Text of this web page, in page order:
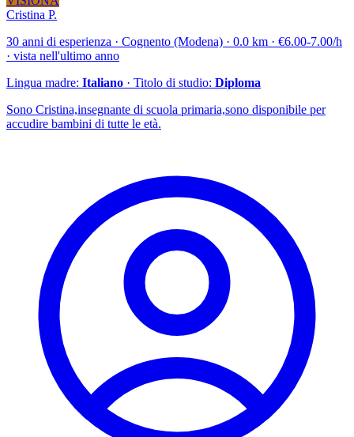
Cristina P.
30 anni di esperienza · Cognento (Modena) · 0.0 km · €6.00-7.00/h
· vista nell'ultimo anno
Lingua madre: Italiano · Titolo di studio: Diploma
Sono Cristina,insegnante di scuola primaria,sono disponibile per
accudire bambini di tutte le età.